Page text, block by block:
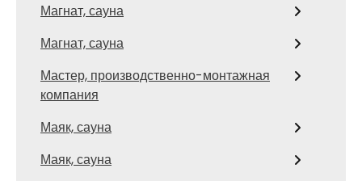
Магнат, сауна
Магнат, сауна
Мастер, производственно-монтажная
компания
Маяк, сауна
Маяк, сауна